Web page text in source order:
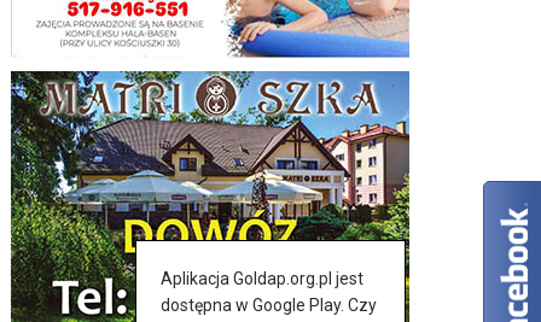
Aplikacja Goldap.org.pl jest
dostępna w Google Play. Czy